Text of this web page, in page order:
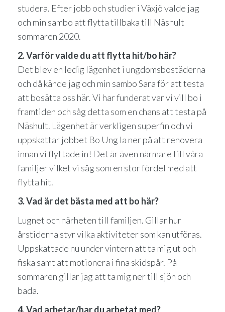
studera. Efter jobb och studier i Växjö valde jag
och min sambo att flytta tillbaka till Näshult
sommaren 2020.
2. Varför valde du att flytta hit/bo här?
Det blev en ledig lägenhet i ungdomsbostäderna
och då kände jag och min sambo Sara för att testa
att bosätta oss här. Vi har funderat var vi vill bo i
framtiden och såg detta som en chans att testa på
Näshult. Lägenhet är verkligen superfin och vi
uppskattar jobbet Bo Ung la ner på att renovera
innan vi flyttade in! Det är även närmare till våra
familjer vilket vi såg som en stor fördel med att
flytta hit.
3. Vad är det bästa med att bo här?
Lugnet och närheten till familjen. Gillar hur
årstiderna styr vilka aktiviteter som kan utföras.
Uppskattade nu under vintern att ta mig ut och
fiska samt att motionera i fina skidspår. På
sommaren gillar jag att ta mig ner till sjön och
bada.
4. Vad arbetar/har du arbetat med?